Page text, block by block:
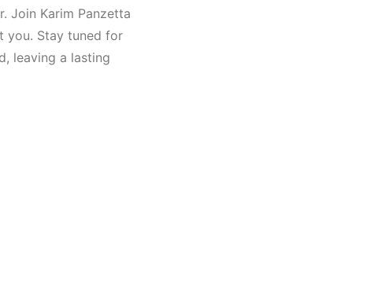
Join Karim Panzetta
you. Stay tuned for
leaving a lasting